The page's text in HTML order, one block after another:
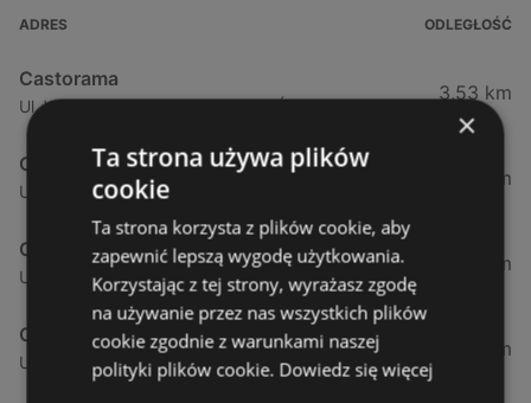
ADRES ODLEGŁOŚĆ
Castorama
Ul. Wojska Polskiego 96, 72-600 Świnoujście
3,53 km
Castorama
Ul. Ku Słońcu 67b, 71-047 Mierzyn
54,66 km
Castorama
Ul. Południowa 21, 71-001 Szczecin
57,77 km
Castorama
Ul. Wiosenna 80, 70-807 Szczecin
63,04 km
×
Ta strona używa plików
cookie
Ta strona korzysta z plików cookie, aby
zapewnić lepszą wygodę użytkowania.
Korzystając z tej strony, wyrażasz zgodę
na używanie przez nas wszystkich plików
cookie zgodnie z warunkami naszej
polityki plików cookie. Dowiedz się więcej